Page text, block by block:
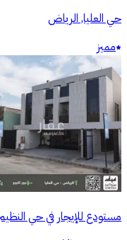
حي العليا, الرياض
مميز
مستودع للإيجار في حي